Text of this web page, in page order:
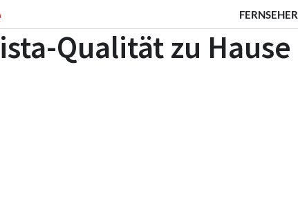
FERNSEHER
Qualität zu Hause